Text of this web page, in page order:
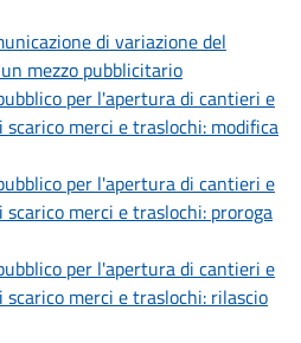
di variazione del
mezzo pubblicitario
per l'apertura di cantieri e
merci e traslochi: modifica
per l'apertura di cantieri e
merci e traslochi: proroga
per l'apertura di cantieri e
merci e traslochi: rilascio